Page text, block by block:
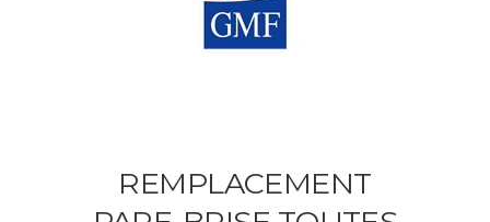
REMPLACEMENT